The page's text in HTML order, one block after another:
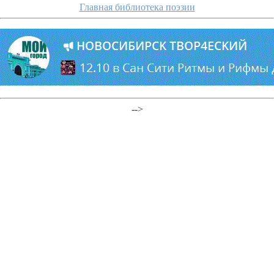
Главная библиотека поэзии
-->